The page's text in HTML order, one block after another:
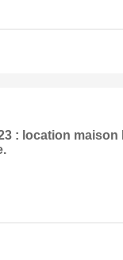
: location maison
.